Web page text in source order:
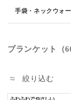
手袋・ネックウォ
ブランケット（
絞り込む